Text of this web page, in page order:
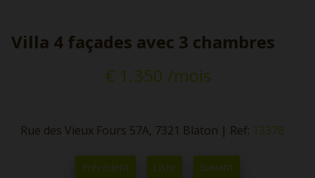
Villa 4 façades avec 3 chambres
€ 1.350 /mois
Rue des Vieux Fours 57A, 7321 Blaton | Ref: 13378
Précédent Liste Suivant